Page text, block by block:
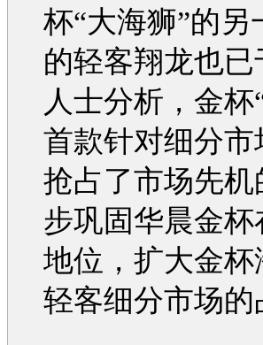
杯“大海狮”的另
的轻客翔龙也
人士分析，金杯
首款针对细分
抢占了市场先
步巩固华晨金杯
地位，扩大金杯
轻客细分市场的